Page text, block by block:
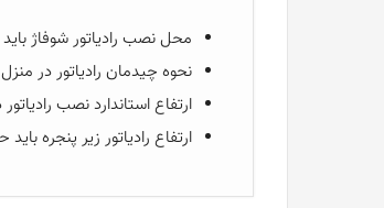
محل نصب رادیاتور شوفاژ
نحوه چیدمان رادیاتور در
ارتفاع استاندارد نصب رادیاتور در منزل بین ۱۰۰ تا ۱۵۰
ارتفاع رادیاتور زیر پنجره باید حداقل ۱۵ سانتی‌متر باشد تا عملکرد مطلوبی را به